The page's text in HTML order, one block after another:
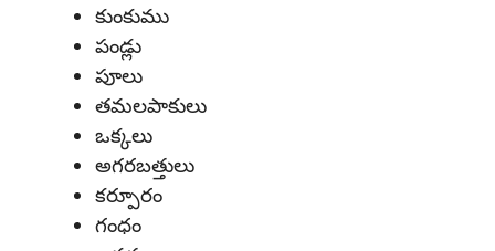
కుంకుము
పండ్లు
పూలు
తమలపాకులు
ఒక్కలు
అగరబత్తులు
కర్పూరం
గంధం